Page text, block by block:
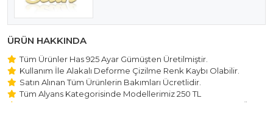
ÜRÜN HAKKINDA
Tüm Ürünler Has 925 Ayar Gümüşten Üretilmiştir.
Kullanım İle Alakalı Deforme Çizilme Renk Kaybı Olabilir.
Satın Alınan Tüm Ürünlerin Bakımları Ücretlidir.
Tüm Alyans Kategorisinde Modellerimiz 250 TL
Beştaş Tektaş Kolye ve Bileklik Modellerimiz 150 TL Sabit Ücret